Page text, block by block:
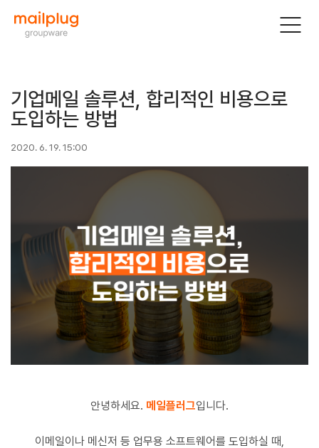
기업메일 솔루션, 합리적인 비용으로
도입하는 방법
2020. 6. 19. 15:00
안녕하세요. 메일플러그입니다.
이메일이나 메신저 등 업무용 소프트웨어를 도입하실 때,